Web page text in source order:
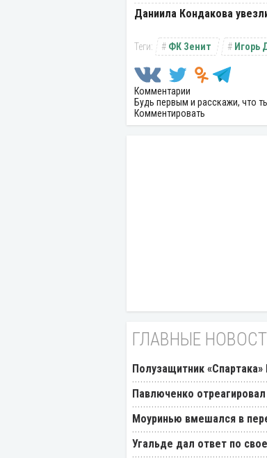
Даниила Кондакова
ФК Зенит Игорь
Комментарии
Будь первым и расскажи, что
Комментировать
ГЛАВНЫЕ
Полузащитник
Павлюченко
Моуринью вмешался в
Угальде дал ответ по